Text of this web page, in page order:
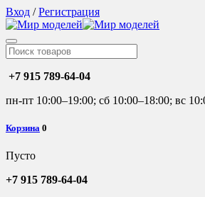
Вход /Регистрация
+7 915 789-64-04
пн-пт 10:00–19:00; сб 10:00–18:00; вс
Корзина 0
Пусто
+7 915 789-64-04